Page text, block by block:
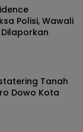
Polisi, Wawali
Tanah
Dowo Kota